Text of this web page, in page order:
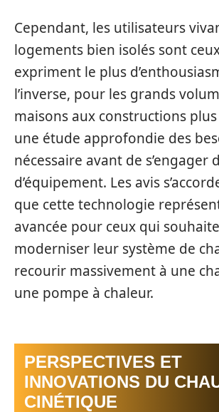
Cependant, les utilisateurs
logements bien isolés sont
expriment le plus
l’inverse, pour les grands
maisons aux constructions
une étude approfondie des
nécessaire avant de s’engager
d’équipement. Les avis
que cette technologie
avancée pour ceux qui
moderniser leur système de
recourir massivement à une
une pompe à chaleur.
PERSPECTIVES ET
INNOVATIONS DU
CINÉTIQUE